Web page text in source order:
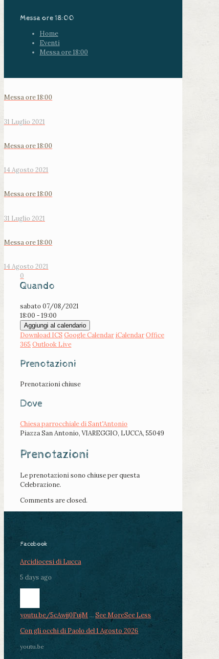
Messa ore 18:00
Home
Eventi
Messa ore 18:00
Messa ore 18:00
31 Luglio 2021
Messa ore 18:00
14 Agosto 2021
Messa ore 18:00
31 Luglio 2021
Messa ore 18:00
14 Agosto 2021
0
Quando
sabato 07/08/2021
18:00 - 19:00
Aggiungi al calendario
Download ICS Google Calendar iCalendarOffice
365 Outlook Live
Prenotazioni
Prenotazioni chiuse
Dove
Chiesa parrocchiale di Sant'Antonio
Piazza San Antonio, VIAREGGIO, LUCCA, 55049
Prenotazioni
Le prenotazioni sono chiuse per questa
Celebrazione.
Comments are closed.
Facebook
Arcidiocesi di Lucca
5 days ago
youtu.be/5cAwjj0FujM ... See MoreSee Less
Con gli occhi di Paolo del 1 Agosto 2026
youtu.be